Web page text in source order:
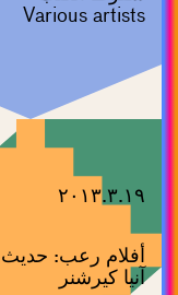
Various artists
٢٠١٣.٣.١٩
أفلام رعب: حديث
آنيا كيرشنر